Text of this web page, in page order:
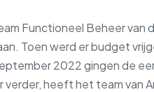
Functioneel Beheer van
Toen werd er budget
2022 gingen de
verder, heeft het team van